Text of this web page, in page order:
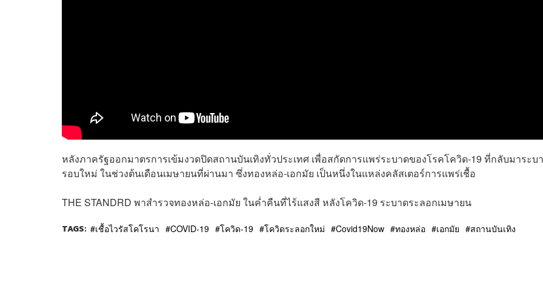
หลังภาครัฐออกมาตรการเข้มงวดปิดสถานบันเทิงทั่วประเทศ เพื่อสกัดการแพร่ระบาดของโรคโควิด-19 ที่กลับมาระบ
รอบใหม่ ในช่วงต้นเดือนเมษายนที่ผ่านมา ซึ่งทองหล่อ-เอกมัย เป็นหนึ่งในแหล่งคลัสเตอร์การแพร่เชื้อ
THE STANDRD พาสำรวจทองหล่อ-เอกมัย ในค่ำคืนที่ไร้แสงสี หลังโควิด-19 ระบาดระลอกเมษายน
TAGS: เชื้อไวรัสโคโรนา COVID-19 โควิด-19 โควิดระลอกใหม่ Covid19Now ทองหล่อ เอกมัย สถานบันเทิง